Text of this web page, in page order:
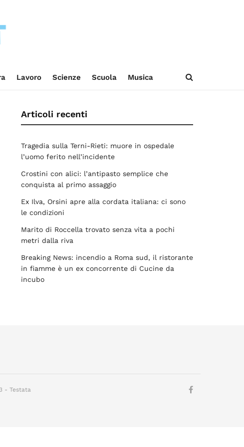
Lavoro Scienze Scuola Musica
Articoli recenti
Tragedia sulla Terni-Rieti: muore in ospedale
l’uomo ferito nell’incidente
Crostini con alici: l’antipasto semplice che
conquista al primo assaggio
Ex Ilva, Orsini apre alla cordata italiana: ci sono
le condizioni
Marito di Roccella trovato senza vita a pochi
metri dalla riva
Breaking News: incendio a Roma sud, il ristorante
in fiamme è un ex concorrente di Cucine da
incubo
- Testata